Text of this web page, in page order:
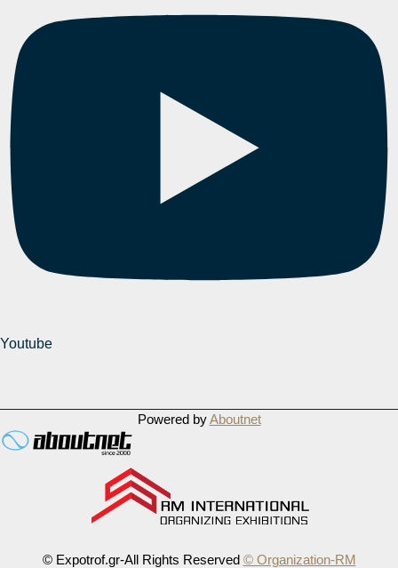
Youtube
Powered byAboutnet
© Expotrof.gr-All Rights Reserved © Organization-RM